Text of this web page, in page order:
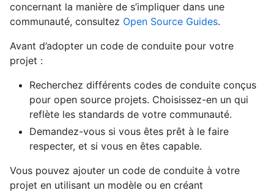
concernant la manière de s’impliquer dans une
communauté, consultez Open Source Guides.
Avant d’adopter un code de conduite pour votre
projet :
Recherchez différents codes de conduite conçus
pour open source projets. Choisissez-en un qui
reflète les standards de votre communauté.
Demandez-vous si vous êtes prêt à le faire
respecter, et si vous en êtes capable.
Vous pouvez ajouter un code de conduite à votre
projet en utilisant un modèle ou en créant